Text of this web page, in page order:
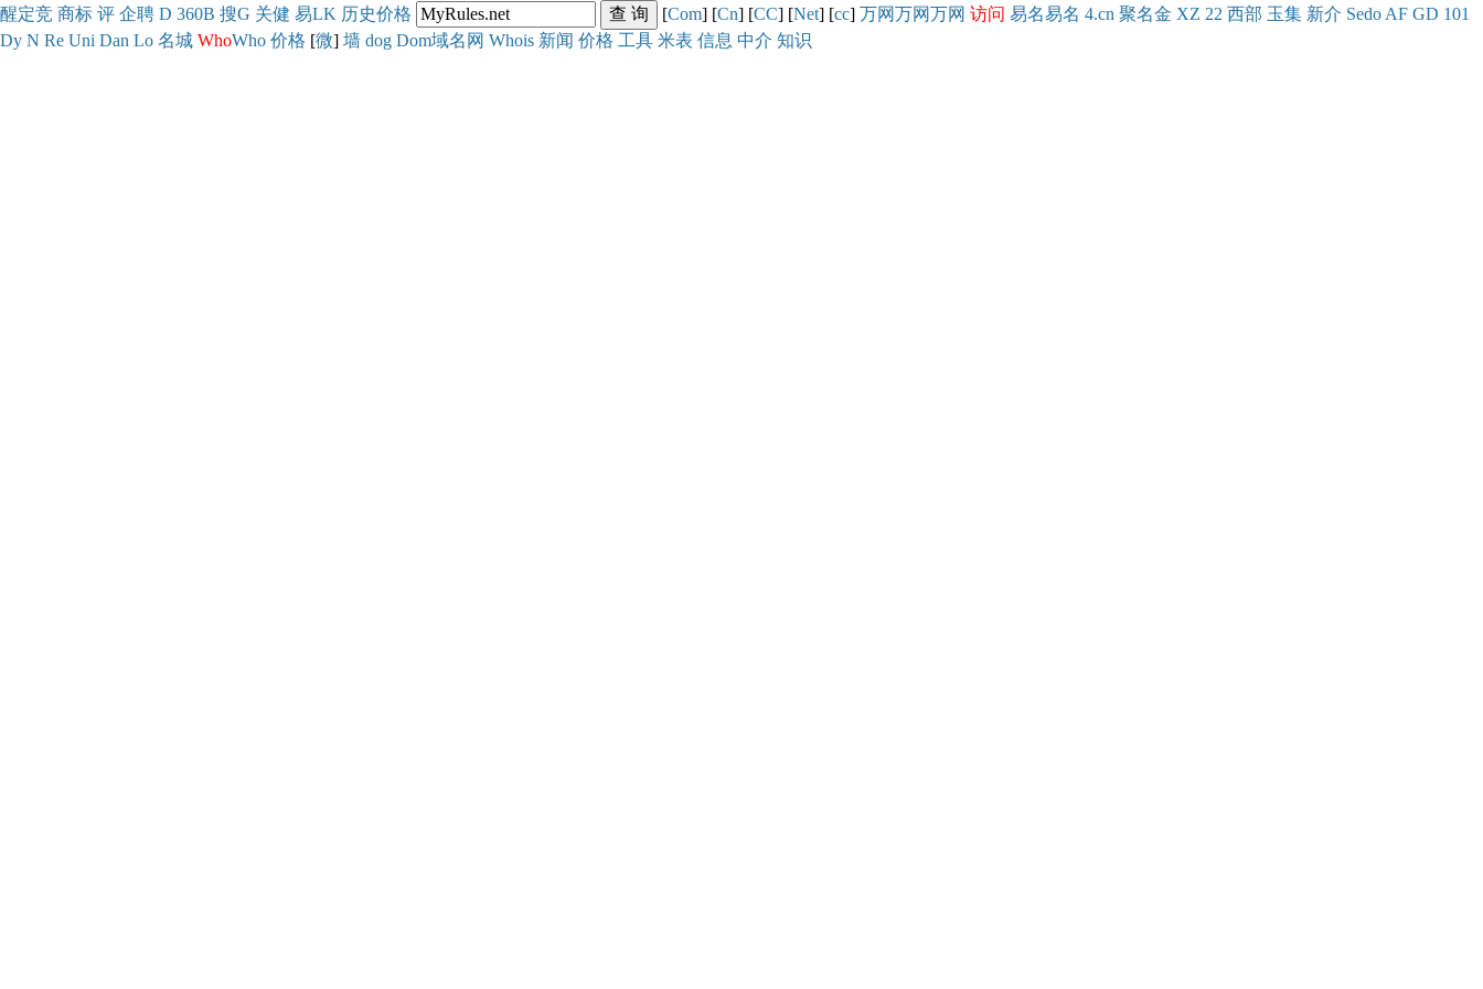
醒定竞 商标 评 企聘 D 360B 搜G 关健 易LK 历史价格 [Com] [Cn] [CC] [Net] [cc] 万网万网万网 访问 易名易名 4.cn 聚名金 XZ 22 西部 玉集 新介 Sedo AF GD 101
Dy N Re Uni Dan Lo 名城 WhoWho 价格 [微] 墙 dog Dom域名网 Whois 新闻 价格 工具 米表 信息 中介 知识